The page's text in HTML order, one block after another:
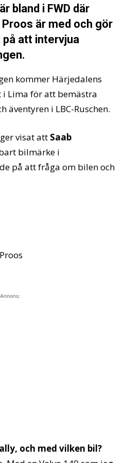
bland i FWD där
är med och gör
på att intervjua
kommer Härjedalens
Lima för att bemästra
äventyren i LBC-Ruschen.
visat att Saab
bilmärke i
på att fråga om bilen och
Annons:
och med vilken bil?